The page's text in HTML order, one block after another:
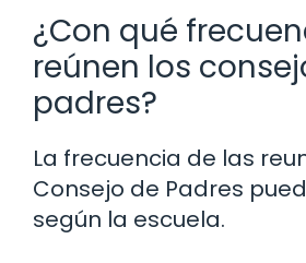
¿Con qué
reúnen los
padres?
La frecuencia de las
Consejo de Padres
según la escuela.